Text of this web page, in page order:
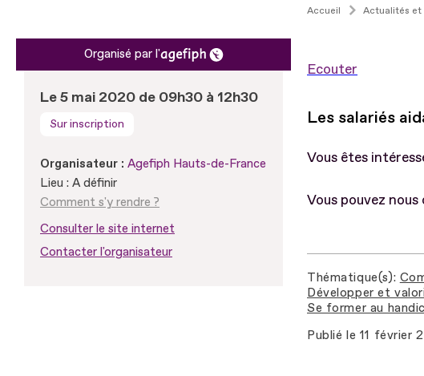
Accueil Actualités et
Organisé par l'
Le 5 mai 2020 de 09h30 à 12h30
Sur inscription
Organisateur : Agefiph Hauts-de-France
Lieu : A définir
Comment s'y rendre ?
Consulter le site internet
Contacter l'organisateur
Ecouter
Les salariés
Vous êtes
Vous pouvez
Thématique(s)
Développer et
Se former au
Publié le 11 février